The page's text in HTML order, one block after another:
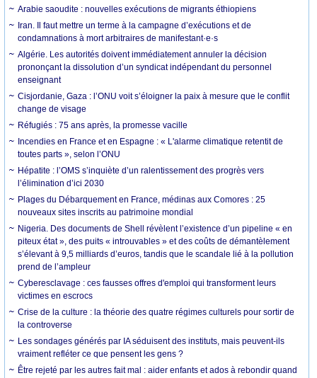
Arabie saoudite : nouvelles exécutions de migrants éthiopiens
Iran. Il faut mettre un terme à la campagne d’exécutions et de
condamnations à mort arbitraires de manifestant·e·s
Algérie. Les autorités doivent immédiatement annuler la décision
prononçant la dissolution d’un syndicat indépendant du personnel
enseignant
Cisjordanie, Gaza : l’ONU voit s’éloigner la paix à mesure que le conflit
change de visage
Réfugiés : 75 ans après, la promesse vacille
Incendies en France et en Espagne : « L'alarme climatique retentit de
toutes parts », selon l’ONU
Hépatite : l’OMS s’inquiète d’un ralentissement des progrès vers
l’élimination d’ici 2030
Plages du Débarquement en France, médinas aux Comores : 25
nouveaux sites inscrits au patrimoine mondial
Nigeria. Des documents de Shell révèlent l’existence d’un pipeline « en
piteux état », des puits « introuvables » et des coûts de démantèlement
s’élevant à 9,5 milliards d’euros, tandis que le scandale lié à la pollution
prend de l’ampleur
Cyberesclavage : ces fausses offres d'emploi qui transforment leurs
victimes en escrocs
Crise de la culture : la théorie des quatre régimes culturels pour sortir de
la controverse
Les sondages générés par IA séduisent des instituts, mais peuvent-ils
vraiment refléter ce que pensent les gens ?
Être rejeté par les autres fait mal : aider enfants et ados à rebondir quand